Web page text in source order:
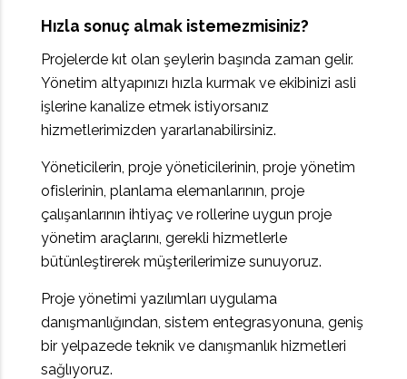
Hızla sonuç almak istemezmisiniz?
Projelerde kıt olan şeylerin başında zaman gelir.
Yönetim altyapınızı hızla kurmak ve ekibinizi asli
işlerine kanalize etmek istiyorsanız
hizmetlerimizden yararlanabilirsiniz.
Yöneticilerin, proje yöneticilerinin, proje yönetim
ofislerinin, planlama elemanlarının, proje
çalışanlarının ihtiyaç ve rollerine uygun proje
yönetim araçlarını, gerekli hizmetlerle
bütünleştirerek müşterilerimize sunuyoruz.
Proje yönetimi yazılımları uygulama
danışmanlığından, sistem entegrasyonuna, geniş
bir yelpazede teknik ve danışmanlık hizmetleri
sağlıyoruz.